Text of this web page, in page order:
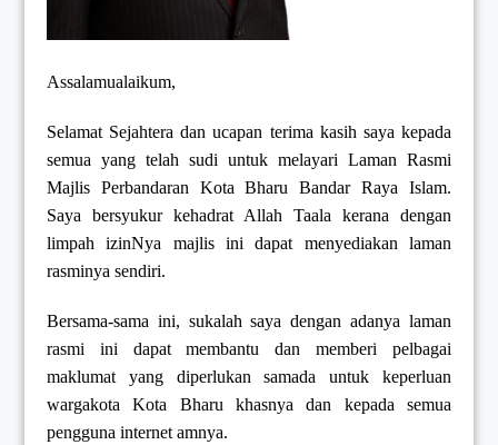
Assalamualaikum,
Selamat Sejahtera dan ucapan terima kasih saya kepada
semua yang telah sudi untuk melayari Laman Rasmi
Majlis Perbandaran Kota Bharu Bandar Raya Islam.
Saya bersyukur kehadrat Allah Taala kerana dengan
limpah izinNya majlis ini dapat menyediakan laman
rasminya sendiri.
Bersama-sama ini, sukalah saya dengan adanya laman
rasmi ini dapat membantu dan memberi pelbagai
maklumat yang diperlukan samada untuk keperluan
wargakota Kota Bharu khasnya dan kepada semua
pengguna internet amnya.